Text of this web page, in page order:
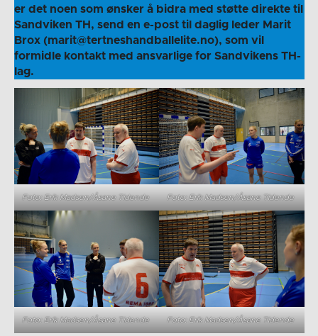
er det noen som ønsker å bidra med støtte direkte til
Sandviken TH, send en e-post til daglig leder Marit
Brox (marit@tertneshandballelite.no), som vil
formidle kontakt med ansvarlige for Sandvikens TH-
lag.
Foto: Erik Madsen/Åsane Tidende Foto: Erik Madsen/Åsane Tidende
Foto: Erik Madsen/Åsane Tidende Foto: Erik Madsen/Åsane Tidende